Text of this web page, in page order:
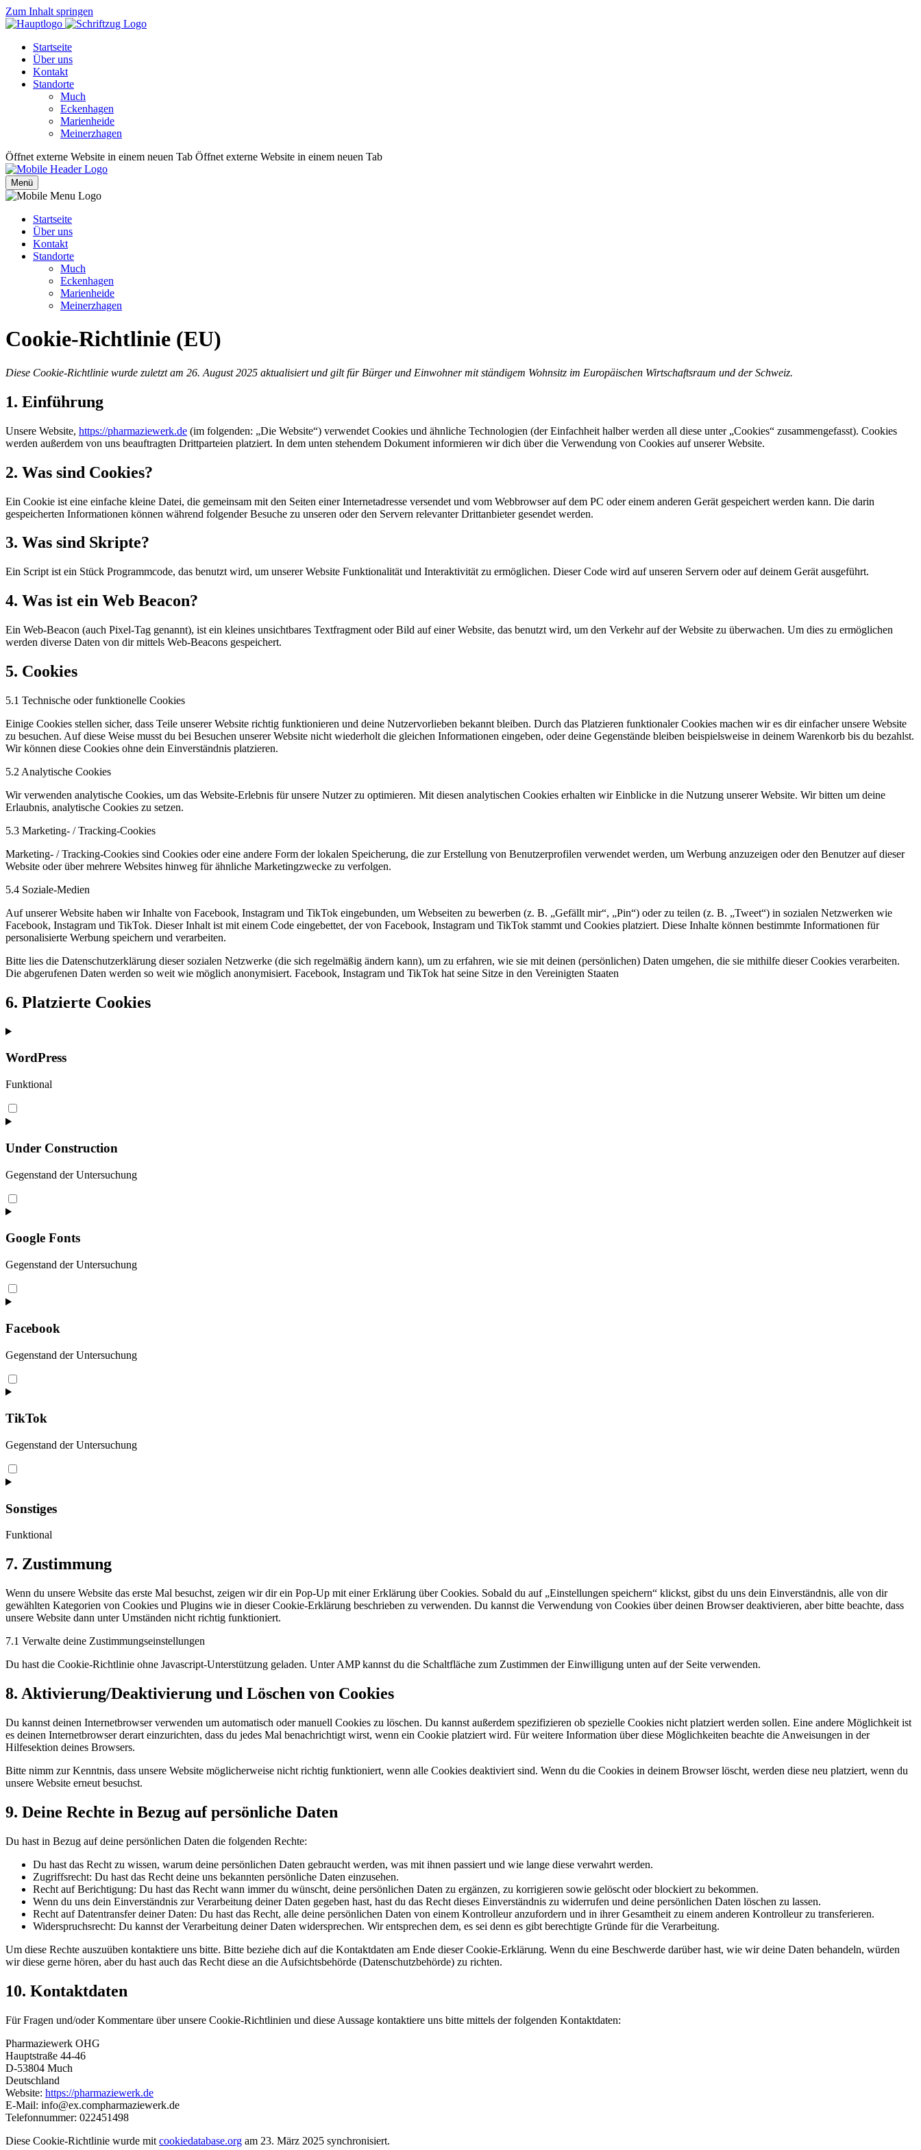
Zum Inhalt springen
Startseite
Über uns
Kontakt
Standorte
Much
Eckenhagen
Marienheide
Meinerzhagen
Öffnet externe Website in einem neuen Tab Öffnet externe Website in einem neuen Tab
Menü
Startseite
Über uns
Kontakt
Standorte
Much
Eckenhagen
Marienheide
Meinerzhagen
Cookie-Richtlinie (EU)
Diese Cookie-Richtlinie wurde zuletzt am 26. August 2025 aktualisiert und gilt für Bürger und Einwohner mit ständigem Wohnsitz im Europäischen Wirtschaftsraum und der Schweiz.
1. Einführung
Unsere Website, https://pharmaziewerk.de (im folgenden: „Die Website“) verwendet Cookies und ähnliche Technologien (der Einfachheit halber werden all diese unter „Cookies“ zusammengefasst). Cookies
werden außerdem von uns beauftragten Drittparteien platziert. In dem unten stehendem Dokument informieren wir dich über die Verwendung von Cookies auf unserer Website.
2. Was sind Cookies?
Ein Cookie ist eine einfache kleine Datei, die gemeinsam mit den Seiten einer Internetadresse versendet und vom Webbrowser auf dem PC oder einem anderen Gerät gespeichert werden kann. Die darin
gespeicherten Informationen können während folgender Besuche zu unseren oder den Servern relevanter Drittanbieter gesendet werden.
3. Was sind Skripte?
Ein Script ist ein Stück Programmcode, das benutzt wird, um unserer Website Funktionalität und Interaktivität zu ermöglichen. Dieser Code wird auf unseren Servern oder auf deinem Gerät ausgeführt.
4. Was ist ein Web Beacon?
Ein Web-Beacon (auch Pixel-Tag genannt), ist ein kleines unsichtbares Textfragment oder Bild auf einer Website, das benutzt wird, um den Verkehr auf der Website zu überwachen. Um dies zu ermöglichen
werden diverse Daten von dir mittels Web-Beacons gespeichert.
5. Cookies
5.1 Technische oder funktionelle Cookies
Einige Cookies stellen sicher, dass Teile unserer Website richtig funktionieren und deine Nutzervorlieben bekannt bleiben. Durch das Platzieren funktionaler Cookies machen wir es dir einfacher unsere Website
zu besuchen. Auf diese Weise musst du bei Besuchen unserer Website nicht wiederholt die gleichen Informationen eingeben, oder deine Gegenstände bleiben beispielsweise in deinem Warenkorb bis du bezahlst.
Wir können diese Cookies ohne dein Einverständnis platzieren.
5.2 Analytische Cookies
Wir verwenden analytische Cookies, um das Website-Erlebnis für unsere Nutzer zu optimieren. Mit diesen analytischen Cookies erhalten wir Einblicke in die Nutzung unserer Website. Wir bitten um deine
Erlaubnis, analytische Cookies zu setzen.
5.3 Marketing- / Tracking-Cookies
Marketing- / Tracking-Cookies sind Cookies oder eine andere Form der lokalen Speicherung, die zur Erstellung von Benutzerprofilen verwendet werden, um Werbung anzuzeigen oder den Benutzer auf dieser
Website oder über mehrere Websites hinweg für ähnliche Marketingzwecke zu verfolgen.
5.4 Soziale-Medien
Auf unserer Website haben wir Inhalte von Facebook, Instagram und TikTok eingebunden, um Webseiten zu bewerben (z. B. „Gefällt mir“, „Pin“) oder zu teilen (z. B. „Tweet“) in sozialen Netzwerken wie
Facebook, Instagram und TikTok. Dieser Inhalt ist mit einem Code eingebettet, der von Facebook, Instagram und TikTok stammt und Cookies platziert. Diese Inhalte können bestimmte Informationen für
personalisierte Werbung speichern und verarbeiten.
Bitte lies die Datenschutzerklärung dieser sozialen Netzwerke (die sich regelmäßig ändern kann), um zu erfahren, wie sie mit deinen (persönlichen) Daten umgehen, die sie mithilfe dieser Cookies verarbeiten.
Die abgerufenen Daten werden so weit wie möglich anonymisiert. Facebook, Instagram und TikTok hat seine Sitze in den Vereinigten Staaten
6. Platzierte Cookies
WordPress
Funktional
Consent
to
wordpress
Under Construction
Gegenstand der Untersuchung
Consent
to
under-
construction
Google Fonts
Gegenstand der Untersuchung
Consent
to
google-
fonts
Facebook
Gegenstand der Untersuchung
Consent
to
facebook
TikTok
Gegenstand der Untersuchung
Consent
to
tiktok
Sonstiges
Funktional
Consent
to
sonstiges
7. Zustimmung
Wenn du unsere Website das erste Mal besuchst, zeigen wir dir ein Pop-Up mit einer Erklärung über Cookies. Sobald du auf „Einstellungen speichern“ klickst, gibst du uns dein Einverständnis, alle von dir
gewählten Kategorien von Cookies und Plugins wie in dieser Cookie-Erklärung beschrieben zu verwenden. Du kannst die Verwendung von Cookies über deinen Browser deaktivieren, aber bitte beachte, dass
unsere Website dann unter Umständen nicht richtig funktioniert.
7.1 Verwalte deine Zustimmungseinstellungen
Du hast die Cookie-Richtlinie ohne Javascript-Unterstützung geladen. Unter AMP kannst du die Schaltfläche zum Zustimmen der Einwilligung unten auf der Seite verwenden.
8. Aktivierung/Deaktivierung und Löschen von Cookies
Du kannst deinen Internetbrowser verwenden um automatisch oder manuell Cookies zu löschen. Du kannst außerdem spezifizieren ob spezielle Cookies nicht platziert werden sollen. Eine andere Möglichkeit ist
es deinen Internetbrowser derart einzurichten, dass du jedes Mal benachrichtigt wirst, wenn ein Cookie platziert wird. Für weitere Information über diese Möglichkeiten beachte die Anweisungen in der
Hilfesektion deines Browsers.
Bitte nimm zur Kenntnis, dass unsere Website möglicherweise nicht richtig funktioniert, wenn alle Cookies deaktiviert sind. Wenn du die Cookies in deinem Browser löscht, werden diese neu platziert, wenn du
unsere Website erneut besuchst.
9. Deine Rechte in Bezug auf persönliche Daten
Du hast in Bezug auf deine persönlichen Daten die folgenden Rechte:
Du hast das Recht zu wissen, warum deine persönlichen Daten gebraucht werden, was mit ihnen passiert und wie lange diese verwahrt werden.
Zugriffsrecht: Du hast das Recht deine uns bekannten persönliche Daten einzusehen.
Recht auf Berichtigung: Du hast das Recht wann immer du wünscht, deine persönlichen Daten zu ergänzen, zu korrigieren sowie gelöscht oder blockiert zu bekommen.
Wenn du uns dein Einverständnis zur Verarbeitung deiner Daten gegeben hast, hast du das Recht dieses Einverständnis zu widerrufen und deine persönlichen Daten löschen zu lassen.
Recht auf Datentransfer deiner Daten: Du hast das Recht, alle deine persönlichen Daten von einem Kontrolleur anzufordern und in ihrer Gesamtheit zu einem anderen Kontrolleur zu transferieren.
Widerspruchsrecht: Du kannst der Verarbeitung deiner Daten widersprechen. Wir entsprechen dem, es sei denn es gibt berechtigte Gründe für die Verarbeitung.
Um diese Rechte auszuüben kontaktiere uns bitte. Bitte beziehe dich auf die Kontaktdaten am Ende dieser Cookie-Erklärung. Wenn du eine Beschwerde darüber hast, wie wir deine Daten behandeln, würden
wir diese gerne hören, aber du hast auch das Recht diese an die Aufsichtsbehörde (Datenschutzbehörde) zu richten.
10. Kontaktdaten
Für Fragen und/oder Kommentare über unsere Cookie-Richtlinien und diese Aussage kontaktiere uns bitte mittels der folgenden Kontaktdaten:
Pharmaziewerk OHG
Hauptstraße 44-46
D-53804 Much
Deutschland
Website: https://pharmaziewerk.de
E-Mail: info@ex.compharmaziewerk.de
Telefonnummer: 022451498
Diese Cookie-Richtlinie wurde mit cookiedatabase.org am 23. März 2025 synchronisiert.